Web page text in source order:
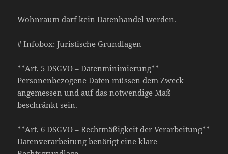
Wohnraum darf kein Datenhandel werden.
# Infobox: Juristische Grundlagen
**Art. 5 DSGVO – Datenminimierung**
Personenbezogene Daten müssen dem Zweck
angemessen und auf das notwendige Maß
beschränkt sein.
**Art. 6 DSGVO – Rechtmäßigkeit der Verarbeitung**
Datenverarbeitung benötigt eine klare